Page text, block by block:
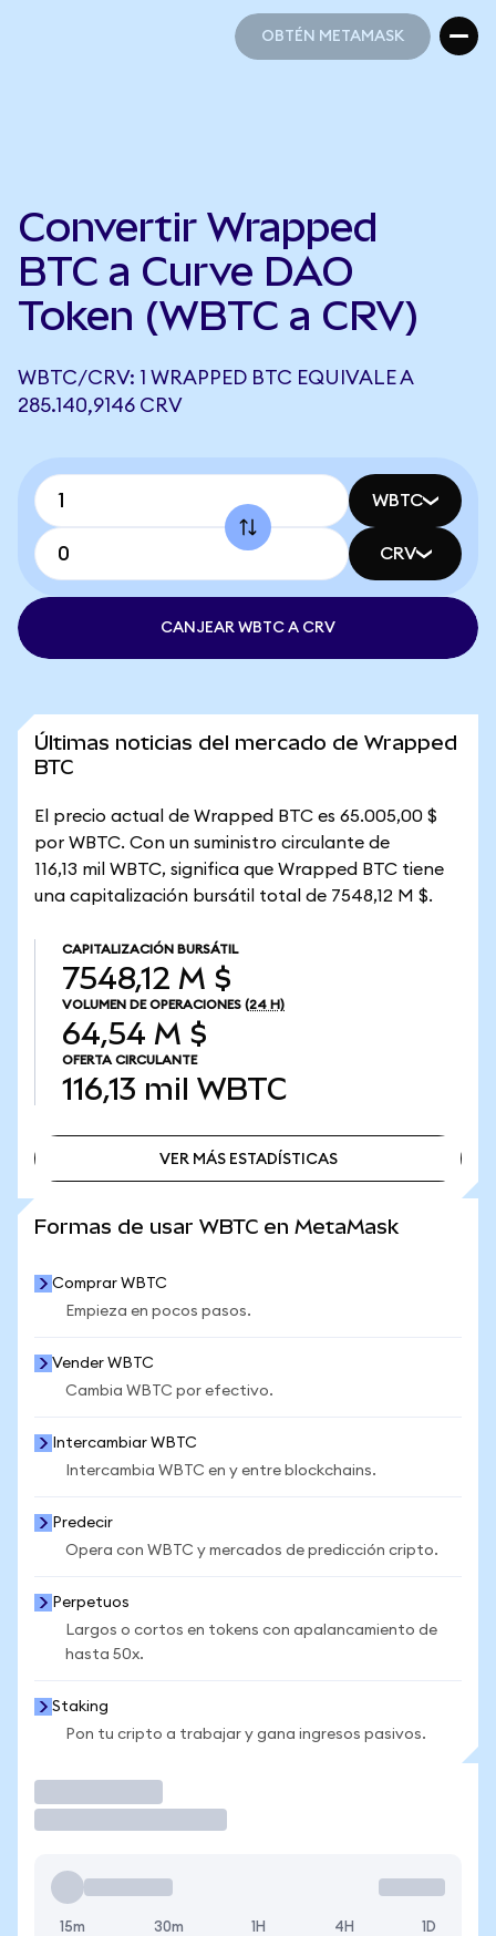
OBTÉN METAMASK
Convertir Wrapped
BTC a Curve DAO
Token (WBTC a CRV)
WBTC/CRV: 1 WRAPPED BTC EQUIVALE A
285.140,9146 CRV
WBTC
CRV
CANJEAR WBTC A CRV
Últimas noticias del mercado de Wrapped
BTC
El precio actual de Wrapped BTC es 65.005,00 $
por WBTC. Con un suministro circulante de
116,13 mil WBTC, significa que Wrapped BTC tiene
una capitalización bursátil total de 7548,12 M $.
CAPITALIZACIÓN BURSÁTIL
7548,12 M $
VOLUMEN DE OPERACIONES (24 H)
64,54 M $
OFERTA CIRCULANTE
116,13 mil WBTC
VER MÁS ESTADÍSTICAS
Formas de usar WBTC en MetaMask
Comprar WBTC
Empieza en pocos pasos.
Vender WBTC
Cambia WBTC por efectivo.
Intercambiar WBTC
Intercambia WBTC en y entre blockchains.
Predecir
Opera con WBTC y mercados de predicción cripto.
Perpetuos
Largos o cortos en tokens con apalancamiento de
hasta 50x.
Staking
Pon tu cripto a trabajar y gana ingresos pasivos.
15m 30m 1H 4H 1D